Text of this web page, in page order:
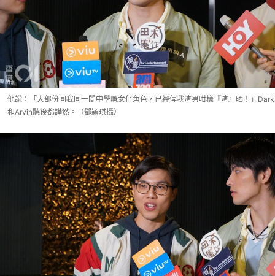
他說：「大部份同我同一間中學嘅女仔角色，已經俾我渣男咁樣『渣』晒！」Dark
和Arvin聽後都譁然。（鄧穎琪攝）